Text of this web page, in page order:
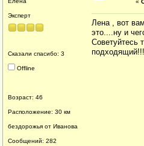
Эксперт
Сказали спасибо: 3
Offline
Возраст: 46
Расположение: 30 км
бездорожья от Иванова
Сообщений: 282
«
Лена , вот
это....ну и
Советуйтесь